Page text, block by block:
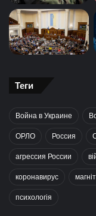
Теги
Война в Украине
ОРЛО Россия
агрессия России
коронавирус
психологія